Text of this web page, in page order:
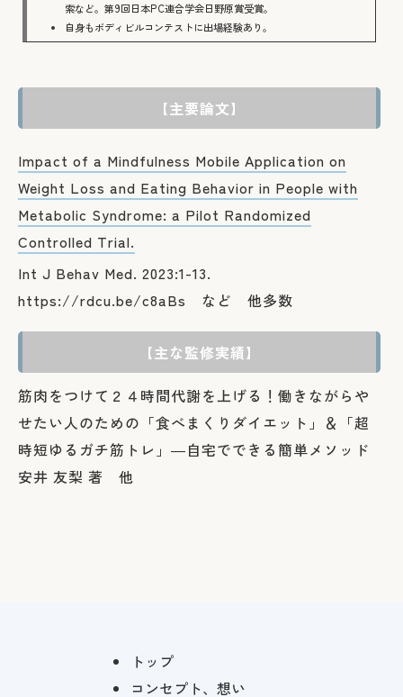
索など。第9回日本PC連合学会日野原賞受賞。
自身もボディビルコンテストに出場経験あり。
【主要論文】
Impact of a Mindfulness Mobile Application on
Weight Loss and Eating Behavior in People with
Metabolic Syndrome: a Pilot Randomized
Controlled Trial.
Int J Behav Med. 2023:1-13.
https://rdcu.be/c8aBs など 他多数
【主な監修実績】
筋肉をつけて２４時間代謝を上げる！働きながらや
せたい人のための「食べまくりダイエット」＆「超
時短ゆるガチ筋トレ」―自宅でできる簡単メソッド
安井 友梨 著 他
トップ
コンセプト、想い